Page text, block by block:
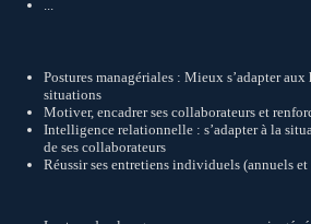
Postures managériales : Mieux s’adapter aux
situations
Motiver, encadrer ses collaborateurs et
Intelligence relationnelle : s’adapter à la
de ses collaborateurs
Réussir ses entretiens individuels (annuels